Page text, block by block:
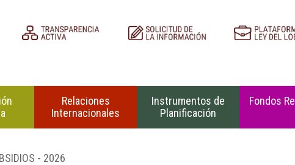
Relaciones
Internacionales
Instrumentos de
Planificación
Fondos
- 2026